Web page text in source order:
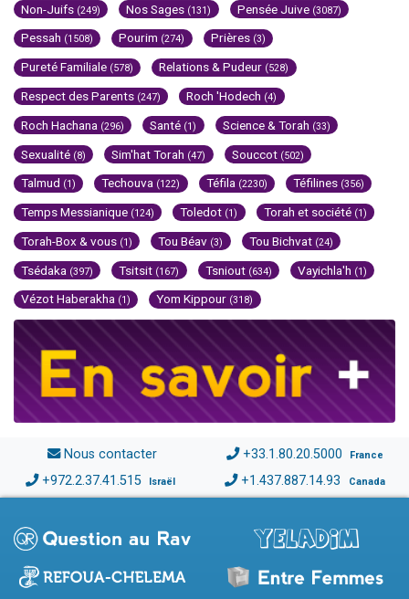
Non-Juifs (249) Nos Sages (131) Pensée Juive (3087)
Pessah (1508) Pourim (274) Prières (3)
Pureté Familiale (578) Relations & Pudeur (528)
Respect des Parents (247) Roch 'Hodech (4)
Roch Hachana (296) Santé (1) Science & Torah (33)
Sexualité (8) Sim'hat Torah (47) Souccot (502)
Talmud (1) Techouva (122) Téfila (2230) Téfilines (356)
Temps Messianique (124) Toledot (1) Torah et société (1)
Torah-Box & vous (1) Tou Béav (3) Tou Bichvat (24)
Tsédaka (397) Tsitsit (167) Tsniout (634) Vayichla'h (1)
Vézot Haberakha (1) Yom Kippour (318)
Nous contacter +33.1.80.20.5000 France
+972.2.37.41.515 Israël +1.437.887.14.93 Canada